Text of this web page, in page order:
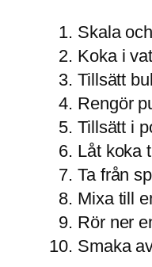
Skala
Koka i
Tillsätt
Rengör
Tillsätt i
Låt koka
Ta från
Mixa till
Rör ner
Smaka